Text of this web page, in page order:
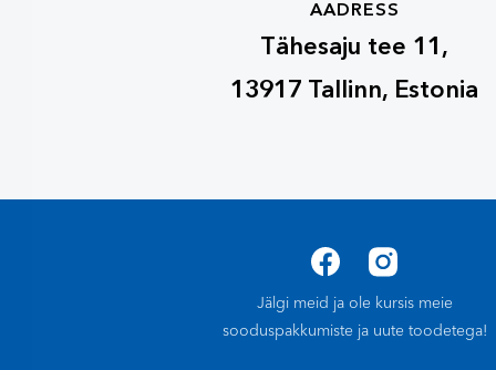
AADRESS
Tähesaju tee 11,
13917 Tallinn, Estonia
Jälgi meid ja ole kursis meie
sooduspakkumiste ja uute toodetega!